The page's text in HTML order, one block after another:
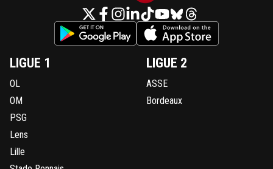
LIGUE 1
OL
OM
PSG
Lens
Lille
LIGUE 2
ASSE
Bordeaux